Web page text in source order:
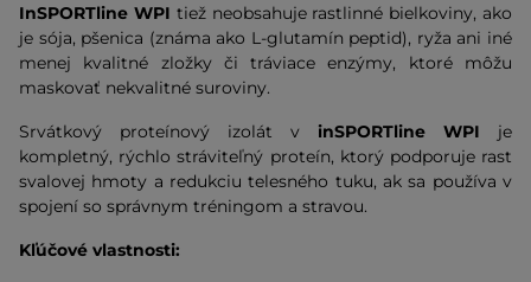
InSPORTline WPI tiež neobsahuje rastlinné bielkoviny, ako
je sója, pšenica (známa ako L-glutamín peptid), ryža ani iné
menej kvalitné zložky či tráviace enzýmy, ktoré môžu
maskovať nekvalitné suroviny.
Srvátkový proteínový izolát v inSPORTline WPI je
kompletný, rýchlo stráviteľný proteín, ktorý podporuje rast
svalovej hmoty a redukciu telesného tuku, ak sa používa v
spojení so správnym tréningom a stravou.
Kľúčové vlastnosti: